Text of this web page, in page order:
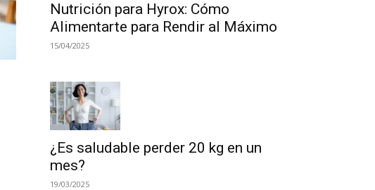
Nutrición para Hyrox: Cómo
Alimentarte para Rendir al Máximo
15/04/2025
¿Es saludable perder 20 kg en un
mes?
19/03/2025